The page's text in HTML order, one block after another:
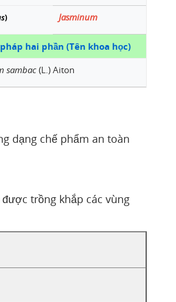
) Jasminum
hai phần (Tên khoa học)
sambac(L.) Aiton
dạng chế phẩm an toàn
trồng khắp các vùng